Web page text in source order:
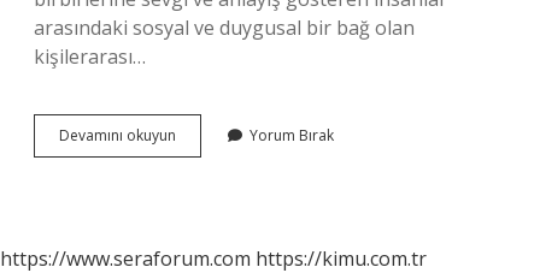
arasındaki sosyal ve duygusal bir bağ olan
kişilerarası…
Devamını okuyun Arkadaş
Ne
Yorum Bırak
https://www.seraforum.com https://kimu.com.tr